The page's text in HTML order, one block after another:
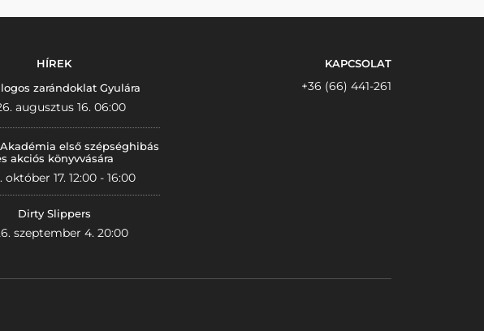
HÍREK
zarándoklat Gyulára
augusztus 16. 06:00
első szépséghibás
akciós könyvvására
október 17. 12:00 - 16:00
Dirty Slippers
szeptember 4. 20:00
KAPCSOLAT
+36 (66) 441-261